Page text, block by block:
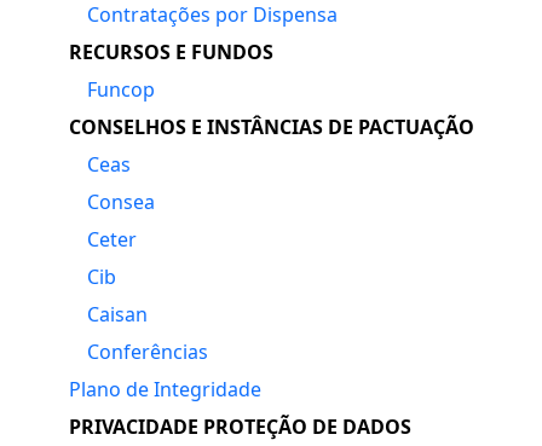
Contratações por Dispensa
RECURSOS E FUNDOS
Funcop
CONSELHOS E INSTÂNCIAS DE PACTUAÇÃO
Ceas
Consea
Ceter
Cib
Caisan
Conferências
Plano de Integridade
PRIVACIDADE PROTEÇÃO DE DADOS